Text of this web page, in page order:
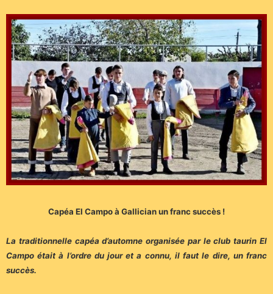
Capéa El Campo à Gallician un franc succès !
La traditionnelle capéa d’automne organisée par le club taurin El
Campo était à l’ordre du jour et a connu, il faut le dire, un franc
succès.